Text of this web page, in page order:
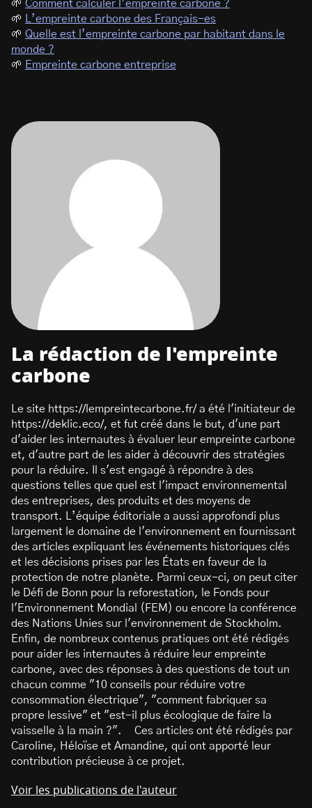
🌱 Comment calculer l’empreinte carbone ?
🌱
L’empreinte carbone des Français-es
🌱 Quelle est l’empreinte carbone par habitant dans le
monde ?
🌱 Empreinte carbone entreprise
La rédaction de l'empreinte
carbone
Le site https://lempreintecarbone.fr/ a été l'initiateur de
https://deklic.eco/, et fut créé dans le but, d'une part
d'aider les internautes à évaluer leur empreinte carbone
et, d'autre part de les aider à découvrir des stratégies
pour la réduire. Il s'est engagé à répondre à des
questions telles que quel est l'impact environnemental
des entreprises, des produits et des moyens de
transport. L’équipe éditoriale a aussi approfondi plus
largement le domaine de l'environnement en fournissant
des articles expliquant les événements historiques clés
et les décisions prises par les États en faveur de la
protection de notre planète. Parmi ceux-ci, on peut citer
le Défi de Bonn pour la reforestation, le Fonds pour
l'Environnement Mondial (FEM) ou encore la conférence
des Nations Unies sur l'environnement de Stockholm.
Enfin, de nombreux contenus pratiques ont été rédigés
pour aider les internautes à réduire leur empreinte
carbone, avec des réponses à des questions de tout un
chacun comme "10 conseils pour réduire votre
consommation électrique", "comment fabriquer sa
propre lessive" et "est-il plus écologique de faire la
vaisselle à la main ?". Ces articles ont été rédigés par
Caroline, Héloïse et Amandine, qui ont apporté leur
contribution précieuse à ce projet.
Voir les publications de l'auteur